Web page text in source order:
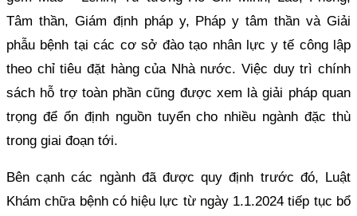
Tâm thần, Giám định pháp y, Pháp y tâm thần và Giải
phẫu bệnh tại các cơ sở đào tạo nhân lực y tế công lập
theo chỉ tiêu đặt hàng của Nhà nước. Việc duy trì chính
sách hỗ trợ toàn phần cũng được xem là giải pháp quan
trọng để ổn định nguồn tuyển cho nhiều ngành đặc thù
trong giai đoạn tới.
Bên cạnh các ngành đã được quy định trước đó, Luật
Khám chữa bệnh có hiệu lực từ ngày 1.1.2024 tiếp tục bổ